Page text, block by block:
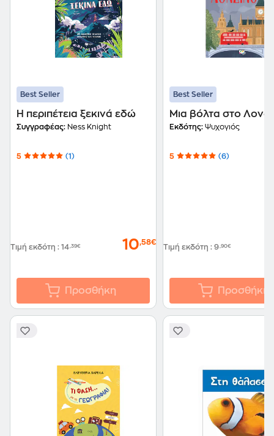
Best Seller
Η περιπέτεια ξεκινά εδώ
Συγγραφέας: Ness Knight
5 (1)
Τιμή εκδότη : 14,39€ 10,58€
Προσθήκη
Best Seller
Μια βόλτα στο
Εκδότης: Ψυχογιός
5 (6)
Τιμή εκδότη : 9,90€
Προσθήκη